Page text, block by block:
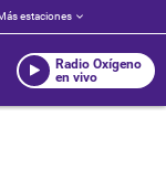
estaciones
Radio Oxígeno
en vivo